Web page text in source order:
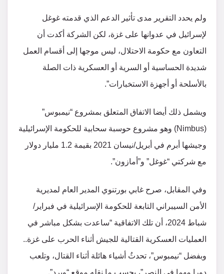
ولم يحدد التقرير مدى تأثير الدعم الذي قدمته غوغل
لإسرائيل في عدوانها على غزة، لكن الشركة أكدت أن
التعاون مع حكومة الاحتلال، ليس موجها إلى أقسام العمل
شديدة الحساسية أو السرية أو العسكرية ذات الصلة
بالأسلحة أو أجهزة الاستخبارات”.
ويشمل ذلك أيضا الاتفاق المتعلق بمشروع “نيمبوس”
(Nimbus) وهو مشروع حوسبة سحابية للحكومة الإسرائيلية
وجيشها أبرم في أبريل/نيسان 2021 بقيمة 1.2 مليار دولار
مع شركتي “غوغل” و”أمازون”.
وفي المقابل، صرح غابي بورتنوي المدير العام لمديرية
الأمن السيبراني التابعة للحكومة الإسرائيلية في فبراير/
شباط 2024، أن تلك الاتفاقية “ساعدت بشكل مباشر في
العمليات العسكرية القتالية للجيش أثناء الحرب على غزة..
وبفضل “نيمبوس”، تحدثُ أشياء هائلة أثناء القتال، وتلعب